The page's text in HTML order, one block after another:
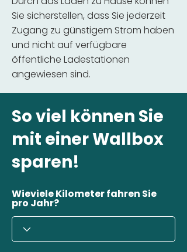
Sie sicherstellen, dass Sie jederzeit
Zugang zu günstigem Strom haben
und nicht auf verfügbare
öffentliche Ladestationen
angewiesen sind.
So viel können Sie
mit einer Wallbox
sparen!
Wieviele Kilometer fahren Sie
pro Jahr?